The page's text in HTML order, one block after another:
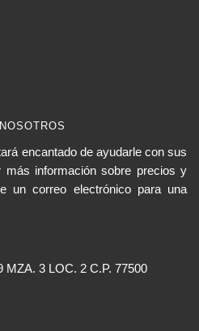
encantado de ayudarle con sus
más información sobre precios y
un correo electrónico para una
MZA. 3 LOC. 2 C.P. 77500